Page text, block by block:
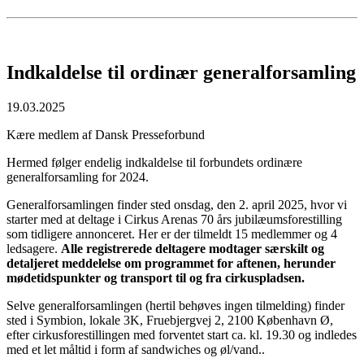
Indkaldelse til ordinær generalforsamling
19.03.2025
Kære medlem af Dansk Presseforbund
Hermed følger endelig indkaldelse til forbundets ordinære
generalforsamling for 2024.
Generalforsamlingen finder sted onsdag, den 2. april 2025, hvor vi
starter med at deltage i Cirkus Arenas 70 års jubilæumsforestilling
som tidligere annonceret. Her er der tilmeldt 15 medlemmer og 4
ledsagere. Alle registrerede deltagere modtager særskilt og
detaljeret meddelelse om programmet for aftenen, herunder
mødetidspunkter og transport til og fra cirkuspladsen.
Selve generalforsamlingen (hertil behøves ingen tilmelding) finder
sted i Symbion, lokale 3K, Fruebjergvej 2, 2100 København Ø,
efter cirkusforestillingen med forventet start ca. kl. 19.30 og indledes
med et let måltid i form af sandwiches og øl/vand..